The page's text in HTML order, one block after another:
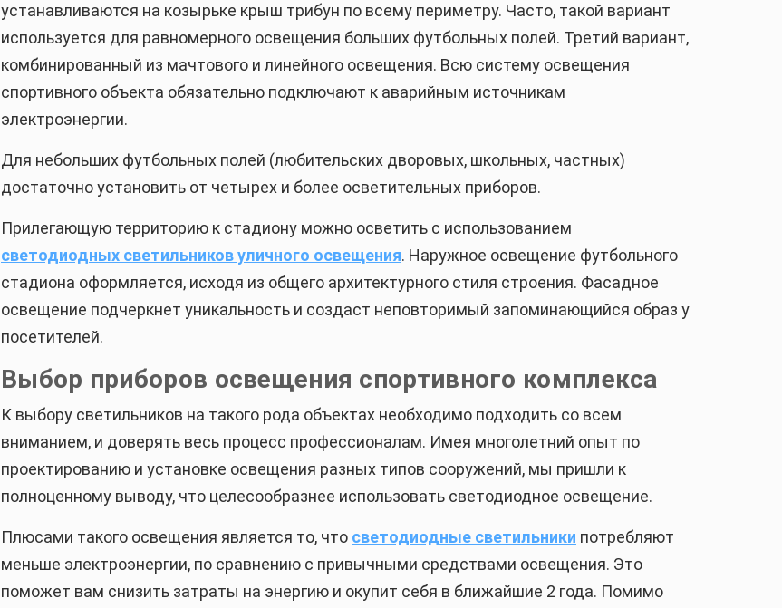
устанавливаются на козырьке крыш трибун по всему периметру. Часто, такой вариант
используется для равномерного освещения больших футбольных полей. Третий вариант,
комбинированный из мачтового и линейного освещения. Всю систему освещения
спортивного объекта обязательно подключают к аварийным источникам
электроэнергии.
Для небольших футбольных полей (любительских дворовых, школьных, частных)
достаточно установить от четырех и более осветительных приборов.
Прилегающую территорию к стадиону можно осветить с использованием
светодиодных светильников уличного освещения. Наружное освещение футбольного
стадиона оформляется, исходя из общего архитектурного стиля строения. Фасадное
освещение подчеркнет уникальность и создаст неповторимый запоминающийся образ у
посетителей.
Выбор приборов освещения спортивного комплекса
К выбору светильников на такого рода объектах необходимо подходить со всем
вниманием, и доверять весь процесс профессионалам. Имея многолетний опыт по
проектированию и установке освещения разных типов сооружений, мы пришли к
полноценному выводу, что целесообразнее использовать светодиодное освещение.
Плюсами такого освещения является то, что светодиодные светильники потребляют
меньше электроэнергии, по сравнению с привычными средствами освещения. Это
поможет вам снизить затраты на энергию и окупит себя в ближайшие 2 года. Помимо